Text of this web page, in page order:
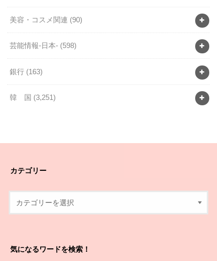
美容・コスメ関連 (90)
芸能情報-日本- (598)
銀行 (163)
韓 国 (3,251)
カテゴリー
気になるワードを検索！